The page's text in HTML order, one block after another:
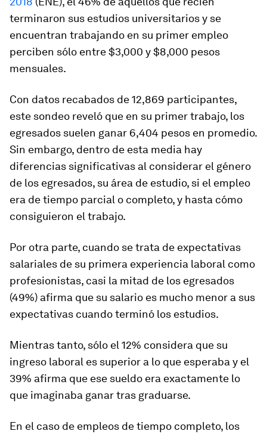
terminaron sus estudios universitarios y se
encuentran trabajando en su primer empleo
perciben sólo entre $3,000 y $8,000 pesos
mensuales.
Con datos recabados de 12,869 participantes,
este sondeo reveló que en su primer trabajo, los
egresados suelen ganar 6,404 pesos en promedio.
Sin embargo, dentro de esta media hay
diferencias significativas al considerar el género
de los egresados, su área de estudio, si el empleo
era de tiempo parcial o completo, y hasta cómo
consiguieron el trabajo.
Por otra parte, cuando se trata de expectativas
salariales de su primera experiencia laboral como
profesionistas, casi la mitad de los egresados
(49%) afirma que su salario es mucho menor a sus
expectativas cuando terminó los estudios.
Mientras tanto, sólo el 12% considera que su
ingreso laboral es superior a lo que esperaba y el
39% afirma que ese sueldo era exactamente lo
que imaginaba ganar tras graduarse.
En el caso de empleos de tiempo completo, los